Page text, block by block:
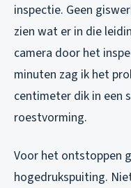
inspectie. Geen
zien wat er in die
camera door het
minuten zag ik het
centimeter dik in een
roestvorming.
Voor het ontstoppen
hogedrukspuiting.